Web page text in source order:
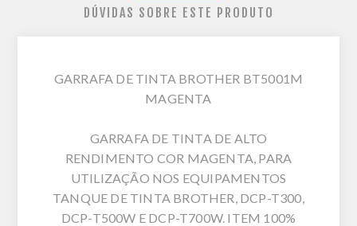
DÚVIDAS SOBRE ESTE PRODUTO
GARRAFA DE TINTA BROTHER BT5001M
MAGENTA
GARRAFA DE TINTA DE ALTO
RENDIMENTO COR MAGENTA, PARA
UTILIZAÇÃO NOS EQUIPAMENTOS
TANQUE DE TINTA BROTHER, DCP-T300,
DCP-T500W E DCP-T700W. ITEM 100%